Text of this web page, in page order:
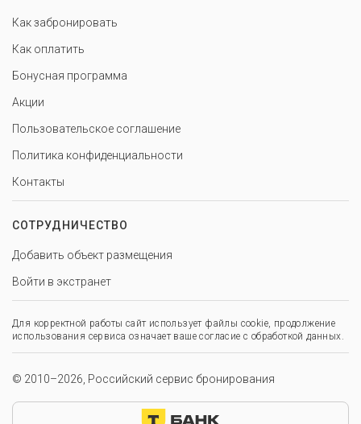
Как забронировать
Как оплатить
Бонусная программа
Акции
Пользовательское соглашение
Политика конфиденциальности
Контакты
СОТРУДНИЧЕСТВО
Добавить объект размещения
Войти в экстранет
Для корректной работы сайт использует файлы cookie, продолжение
использования сервиса означает ваше согласие с обработкой данных.
© 2010–2026, Российский сервис бронирования